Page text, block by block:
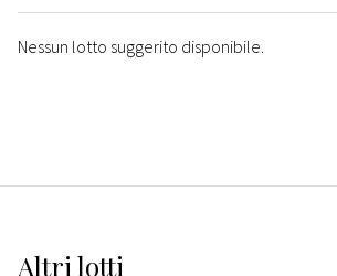
Nessun lotto suggerito disponibile.
Altrilotti